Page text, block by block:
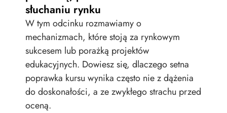
słuchaniu rynku
W tym odcinku rozmawiamy o
mechanizmach, które stoją za rynkowym
sukcesem lub porażką projektów
edukacyjnych. Dowiesz się, dlaczego setna
poprawka kursu wynika często nie z dążenia
do doskonałości, a ze zwykłego strachu przed
oceną.